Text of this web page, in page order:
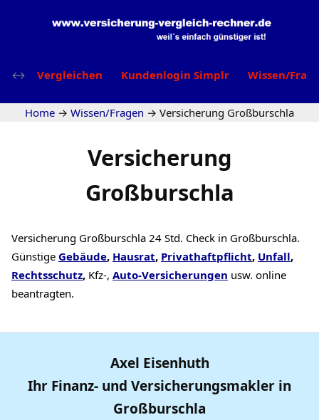
Vergleichen Kundenlogin Simplr Wissen/
Home → Wissen/Fragen → Versicherung Großburschla
Versicherung
Großburschla
Versicherung Großburschla 24 Std. Check in Großburschla.
Günstige Gebäude, Hausrat, Privathaftpflicht, Unfall,
Rechtsschutz, Kfz-, Auto-Versicherungen usw. online
beantragten.
Axel Eisenhuth
Ihr Finanz- und Versicherungsmakler in
Großburschla